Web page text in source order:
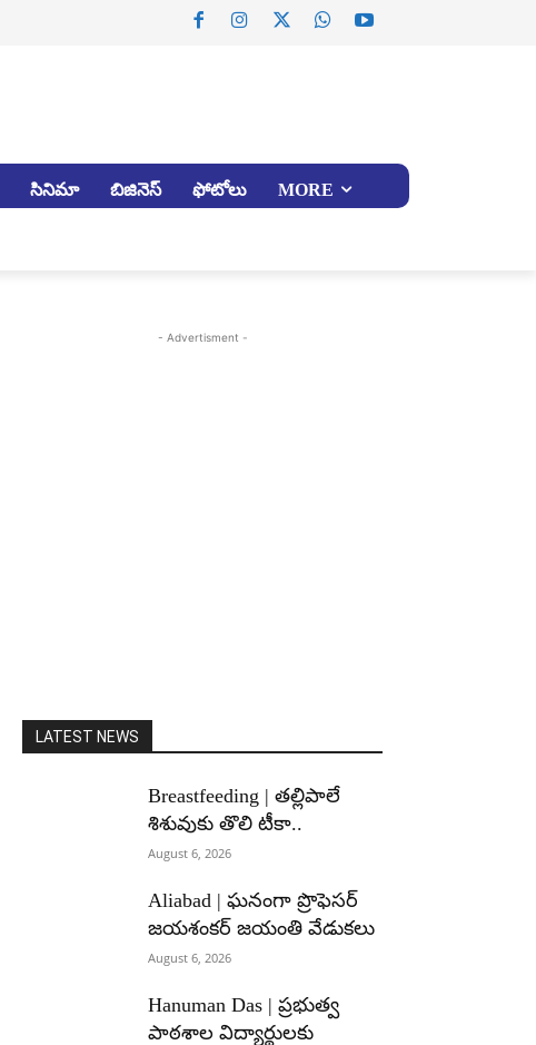
సినిమా బిజినెస్ ఫోటోలు MORE
- Advertisment -
LATEST NEWS
Breastfeeding | తల్లిపాలే
శిశువుకు తొలి టీకా..
August 6, 2026
Aliabad | ఘనంగా ప్రొఫెసర్
జయశంకర్ జయంతి వేడుకలు
August 6, 2026
Hanuman Das | ప్రభుత్వ
పాఠశాల విద్యార్థులకు